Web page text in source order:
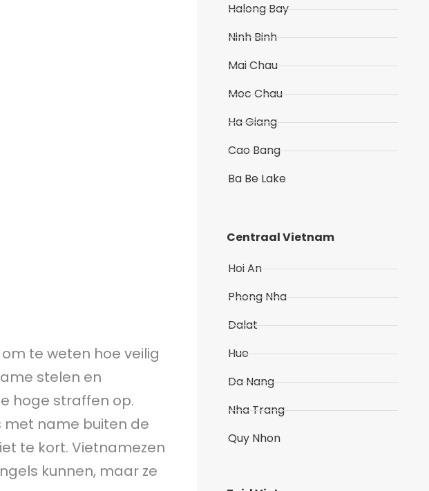
te weten hoe veilig
stelen en
hoge straffen op.
met name buiten de
te kort. Vietnamezen
kunnen, maar ze
Halong Bay
Ninh Binh
Mai Chau
Moc Chau
Ha Giang
Cao Bang
Ba Be Lake
Centraal Vietnam
Hoi An
Phong Nha
Dalat
Hue
Da Nang
Nha Trang
Quy Nhon